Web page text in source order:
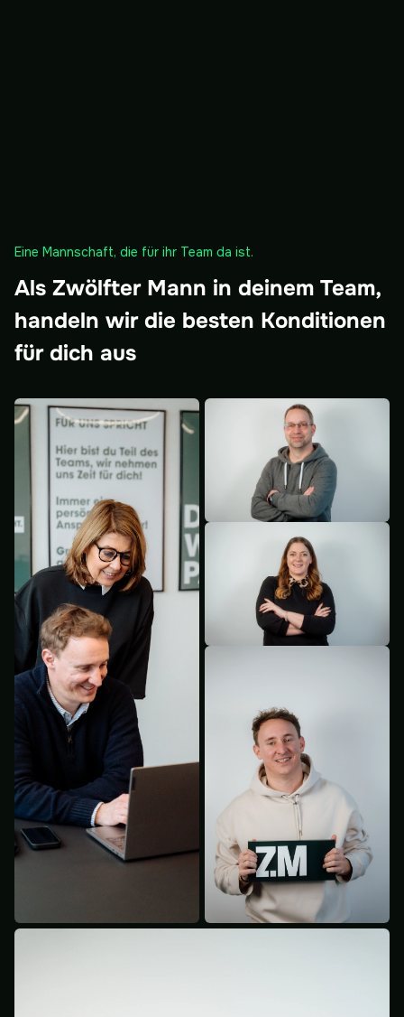
Eine Mannschaft, die für ihr Team da ist.
Als Zwölfter Mann in deinem Team,
handeln wir die besten Konditionen
für dich aus